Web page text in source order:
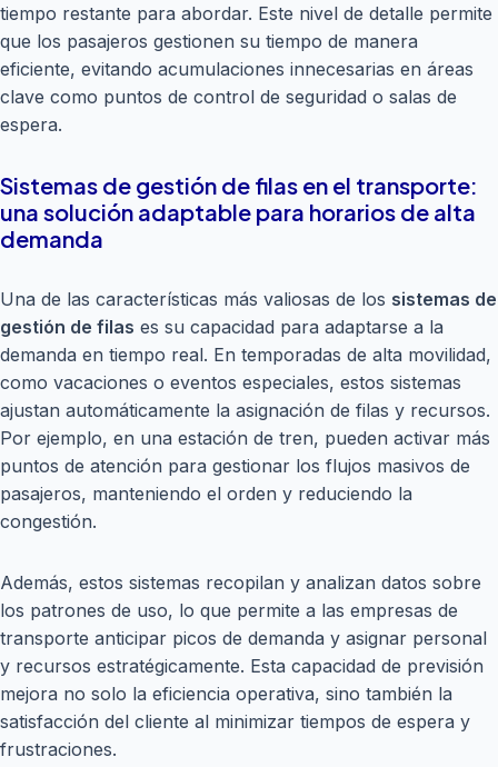
tiempo restante para abordar. Este nivel de detalle permite
que los pasajeros gestionen su tiempo de manera
eficiente, evitando acumulaciones innecesarias en áreas
clave como puntos de control de seguridad o salas de
espera.
Sistemas de gestión de filas en el transporte:
una solución adaptable para horarios de alta
demanda
Una de las características más valiosas de los sistemas de
gestión de filas es su capacidad para adaptarse a la
demanda en tiempo real. En temporadas de alta movilidad,
como vacaciones o eventos especiales, estos sistemas
ajustan automáticamente la asignación de filas y recursos.
Por ejemplo, en una estación de tren, pueden activar más
puntos de atención para gestionar los flujos masivos de
pasajeros, manteniendo el orden y reduciendo la
congestión.
Además, estos sistemas recopilan y analizan datos sobre
los patrones de uso, lo que permite a las empresas de
transporte anticipar picos de demanda y asignar personal
y recursos estratégicamente. Esta capacidad de previsión
mejora no solo la eficiencia operativa, sino también la
satisfacción del cliente al minimizar tiempos de espera y
frustraciones.